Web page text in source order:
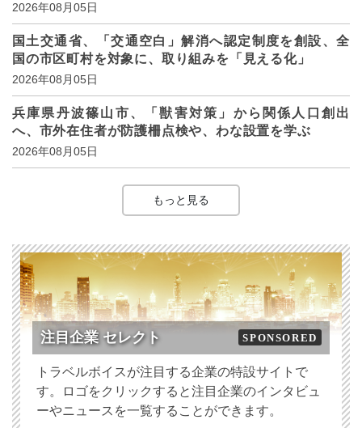
2026年08月05日
国土交通省、「交通空白」解消へ認定制度を創設、全
国の市区町村を対象に、取り組みを「見える化」
2026年08月05日
兵庫県丹波篠山市、「獣害対策」から関係人口創出
へ、市外在住者が防護柵点検や、わな設置を学ぶ
2026年08月05日
もっと見る
注目企業 セレクト SPONSORED
トラベルボイスが注目する企業の特設サイトで
す。ロゴをクリックすると注目企業のインタビュ
ーやニュースを一覧することができます。